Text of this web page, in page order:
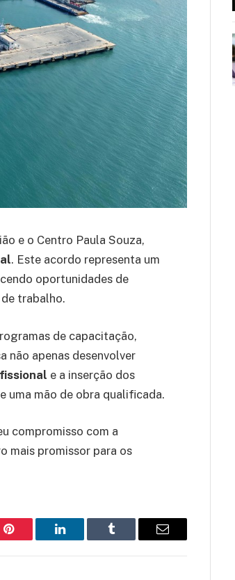
e o Centro Paula Souza,
. Este acordo representa um
oportunidades de
trabalho.
de capacitação,
não apenas desenvolver
e a inserção dos
uma mão de obra qualificada.
compromisso com a
mais promissor para os
Pinterest LinkedIn Tumblr Email